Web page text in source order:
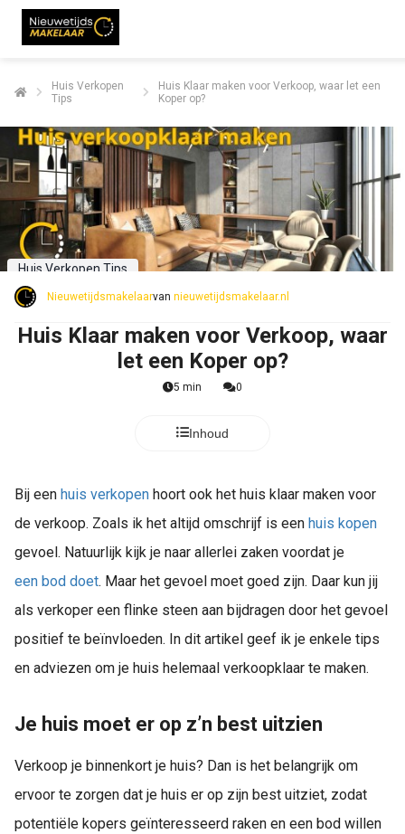
Huis Verkopen
Tips
Huis Klaar maken voor Verkoop, waar let een
Koper op?
Huis Verkopen Tips
Nieuwetijdsmakelaarvan nieuwetijdsmakelaar.nl
Huis Klaar maken voor Verkoop, waar
let een Koper op?
5 min 0
Inhoud
Bij een huis verkopen hoort ook het huis klaar maken voor
de verkoop. Zoals ik het altijd omschrijf is een huis kopen
gevoel. Natuurlijk kijk je naar allerlei zaken voordat je
een bod doet. Maar het gevoel moet goed zijn. Daar kun jij
als verkoper een flinke steen aan bijdragen door het gevoel
positief te beïnvloeden. In dit artikel geef ik je enkele tips
en adviezen om je huis helemaal verkoopklaar te maken.
Je huis moet er op z’n best uitzien
Verkoop je binnenkort je huis? Dan is het belangrijk om
ervoor te zorgen dat je huis er op zijn best uitziet, zodat
potentiële kopers geïnteresseerd raken en een bod willen